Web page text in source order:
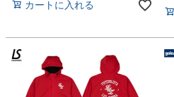
カートに入れる